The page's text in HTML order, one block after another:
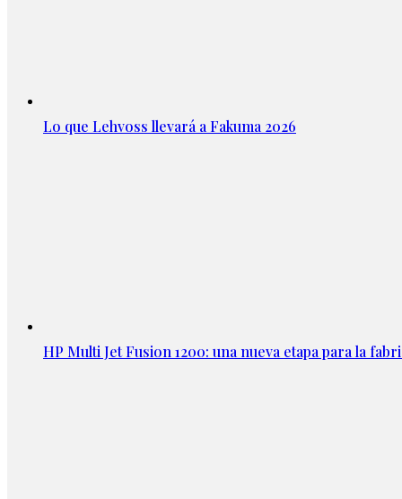
Lo que Lehvoss llevará a Fakuma 2026
HP Multi Jet Fusion 1200: una nueva etapa para la